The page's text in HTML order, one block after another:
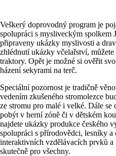
Veškerý doprovodný program je
spolupráci s mysliveckým spolkem
připraveny ukázky myslivosti a
zhlédnutí ukázky včelařství,
traktory. Opět je možné si ověřit
házení sekyrami na terč.
Speciální pozornost je tradičně
vedením zkušeného stromolezce
ze stromu pro malé i velké. Dále
pobýt v herní zóně či v dětském
najdete ukázky produkce českého
spolupráci s přírodovědci, lesníky a
interaktivních vzdělávacích prvků
skutečně pro všechny.